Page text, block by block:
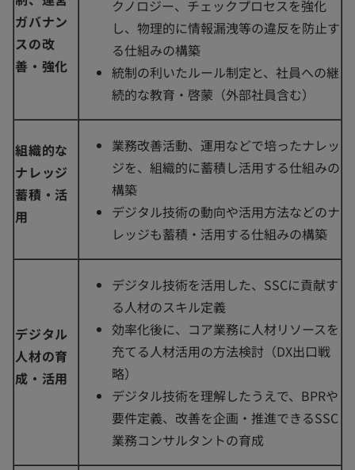
ガバナン
スの改
善・強化
クノロジー、チェックプロセスを強化
し、物理的に情報漏洩等の違反を防止す
る仕組みの構築
統制の利いたルール制定と、社員への継
続的な教育・啓蒙（外部社員含む）
組織的な
ナレッジ
蓄積・活
用
業務改善活動、運用などで培ったナレッ
ジを、組織的に蓄積し活用する仕組みの
構築
デジタル技術の動向や活用方法などのナ
レッジも蓄積・活用する仕組みの構築
デジタル
人材の育
成・活用
デジタル技術を活用した、SSCに貢献す
る人材のスキル定義
効率化後に、コア業務に人材リソースを
充てる人材活用の方法検討（DX出口戦
略）
デジタル技術を理解したうえで、BPRや
要件定義、改善を企画・推進できるSSC
業務コンサルタントの育成